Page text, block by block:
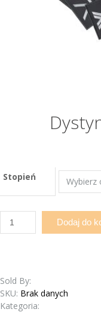
Stopień
ilość
Dystynkcje
Dodaj do
Sold By:
SKU: Brak danych
Kategoria: